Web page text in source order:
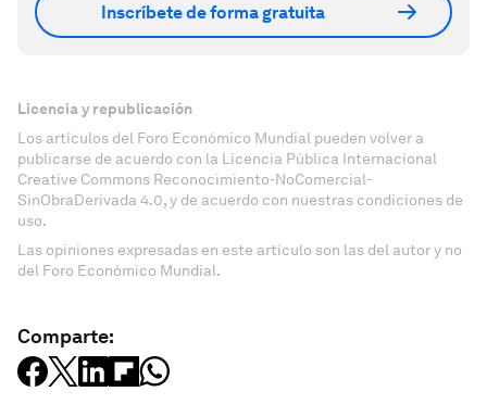
Inscríbete de forma gratuita
Licencia y republicación
Los artículos del Foro Económico Mundial pueden volver a
publicarse de acuerdo con la Licencia Pública Internacional
Creative Commons Reconocimiento-NoComercial-
SinObraDerivada 4.0, y de acuerdo con nuestras condiciones de
uso.
Las opiniones expresadas en este artículo son las del autor y no
del Foro Económico Mundial.
Comparte: